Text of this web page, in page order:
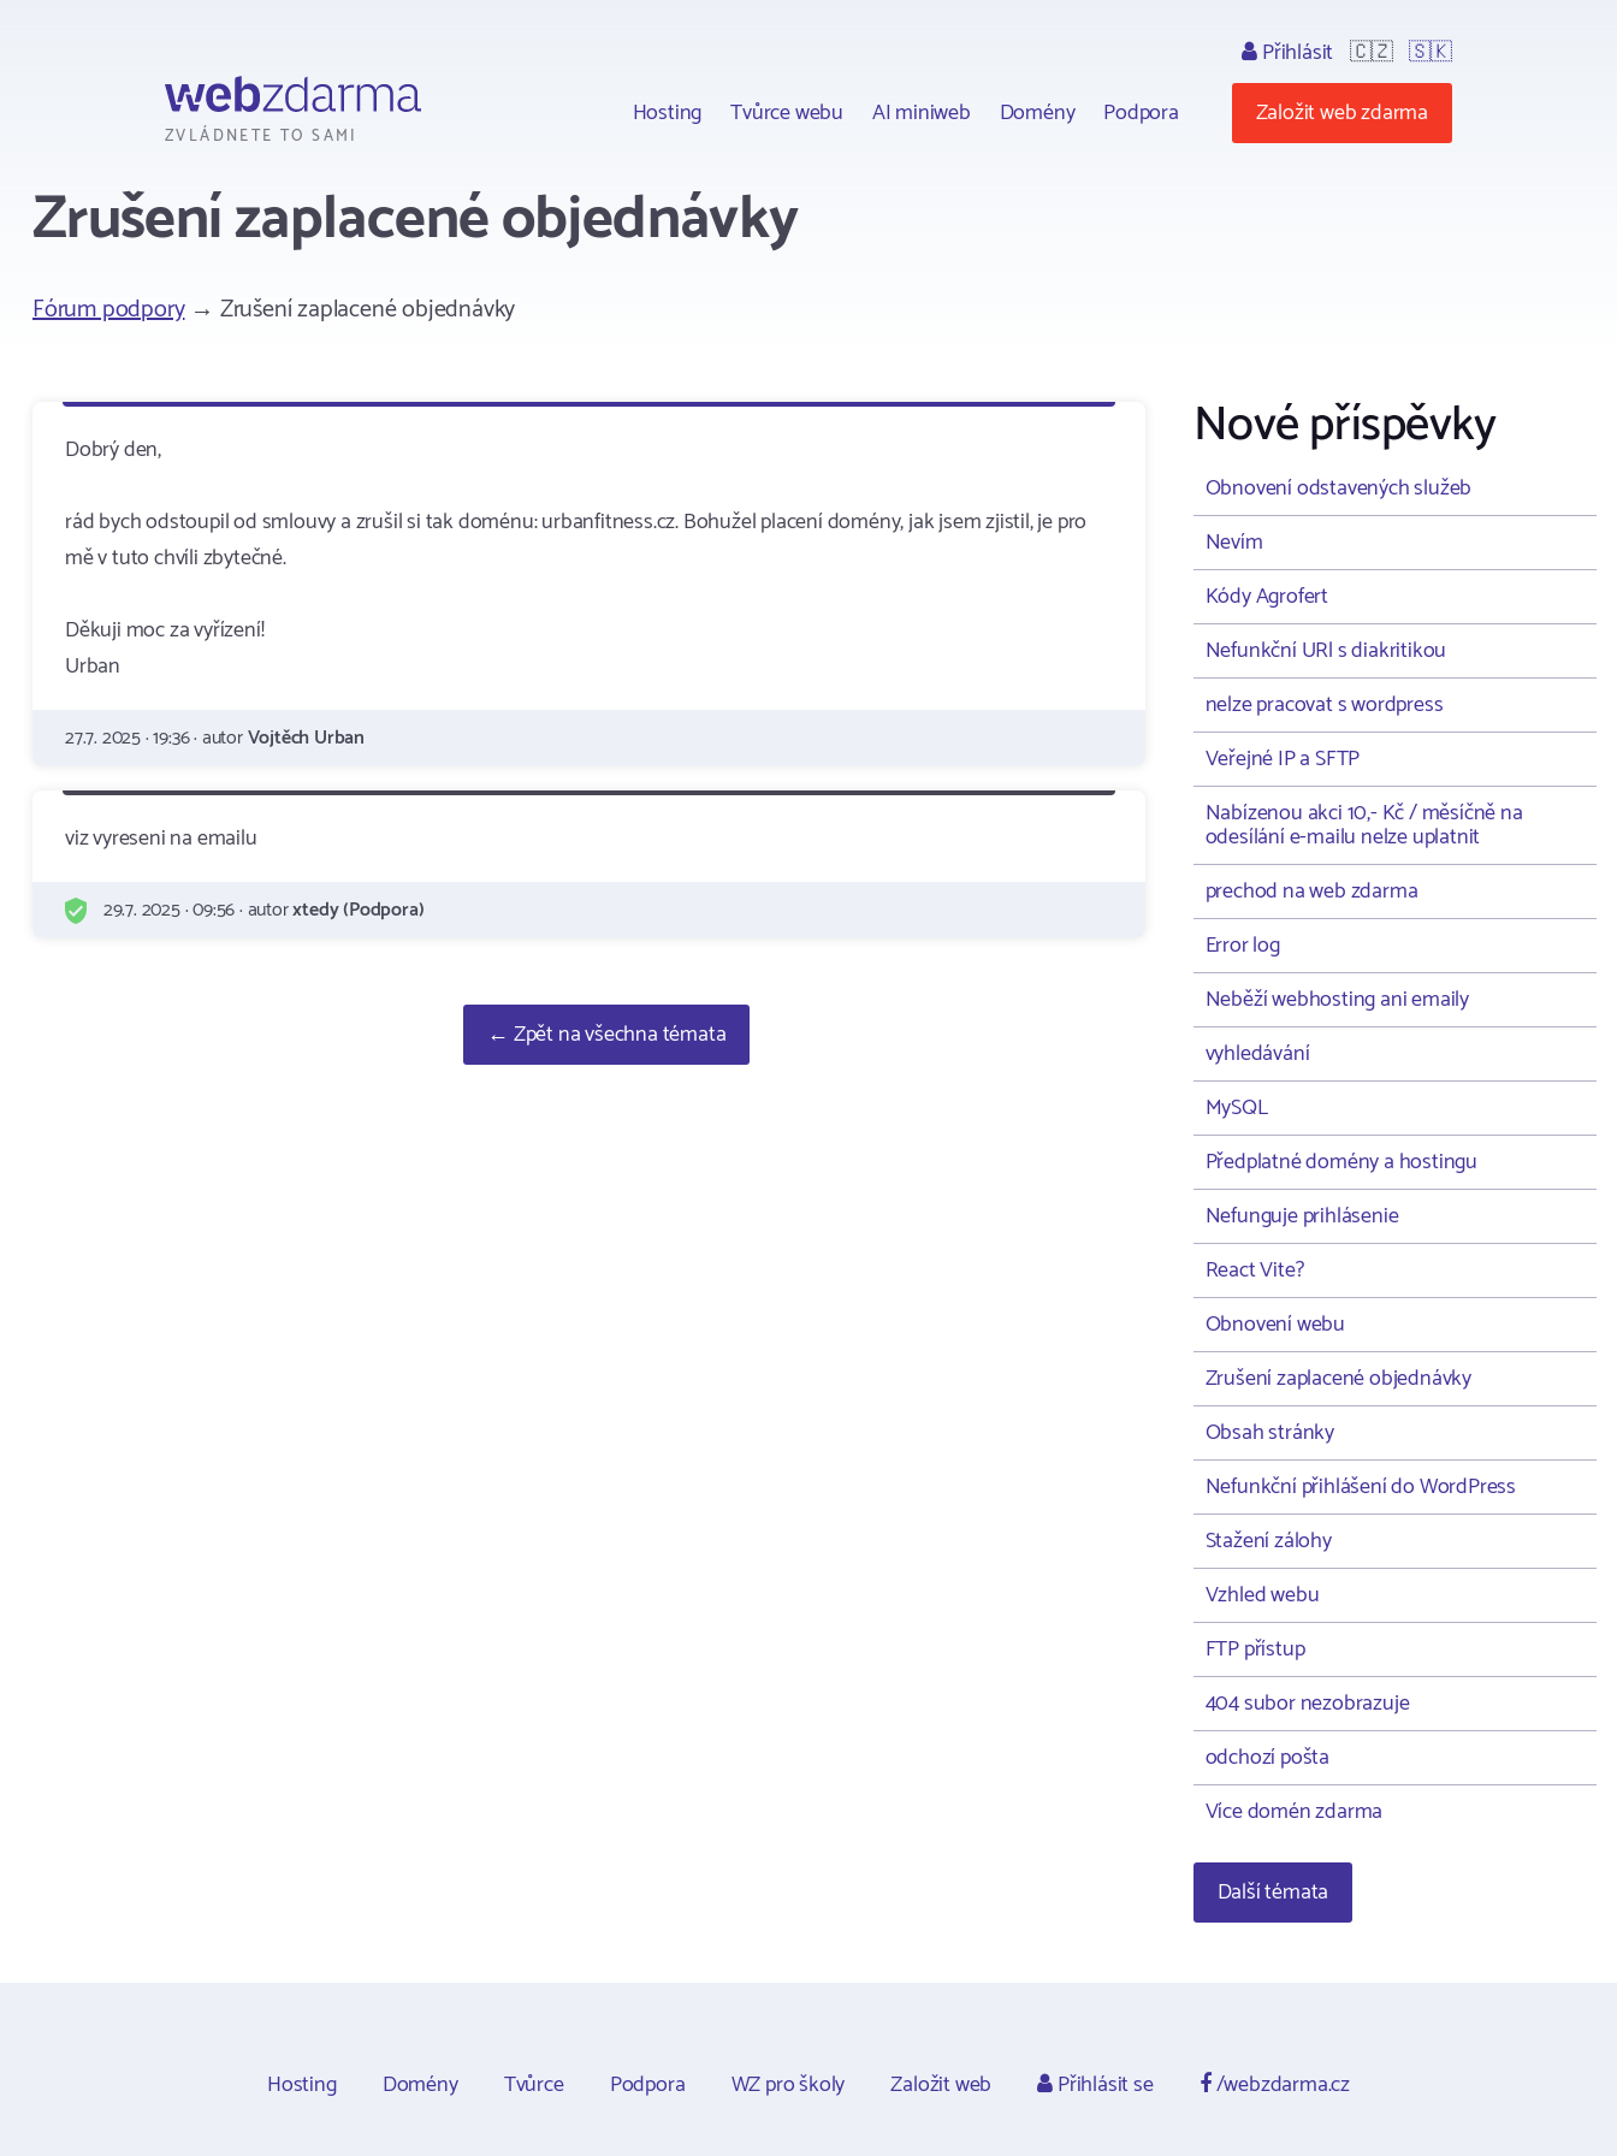
ZVLÁDNETE TO SAMI
Hosting Tvůrce webu AI miniweb Domény Podpora
Přihlásit 🇨🇿 🇸🇰
Založit web zdarma
Zrušení zaplacené objednávky
Fórum podpory→ Zrušení zaplacené objednávky
Dobrý den,
rád bych odstoupil od smlouvy a zrušil si tak doménu: urbanfitness.cz. Bohužel placení domény, jak jsem zjistil, je pro
mě v tuto chvíli zbytečné.
Děkuji moc za vyřízení!
Urban
27.7. 2025 · 19:36 · autorVojtěch Urban
viz vyreseni na emailu
29.7. 2025 · 09:56 · autorxtedy (Podpora)
← Zpět na všechna témata
Nové příspěvky
Obnovení odstavených služeb
Nevím
Kódy Agrofert
Nefunkční URl s diakritikou
nelze pracovat s wordpress
Veřejné IP a SFTP
Nabízenou akci 10,- Kč / měsíčně na
odesílání e-mailu nelze uplatnit
prechod na web zdarma
Error log
Neběží webhosting ani emaily
vyhledávání
MySQL
Předplatné domény a hostingu
Nefunguje prihlásenie
React Vite?
Obnovení webu
Zrušení zaplacené objednávky
Obsah stránky
Nefunkční přihlášení do WordPress
Stažení zálohy
Vzhled webu
FTP přístup
404 subor nezobrazuje
odchozí pošta
Více domén zdarma
Další témata
Hosting Domény Tvůrce Podpora WZ pro školy Založit web Přihlásit se /webzdarma.cz